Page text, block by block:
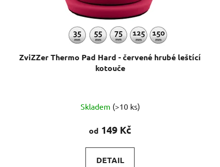
ZviZZer Thermo Pad Hard - červené hrubé leštící
kotouče
hodnocení
produktu
5,0
z
Skladem (>10 ks)
od 149 Kč
DETAIL